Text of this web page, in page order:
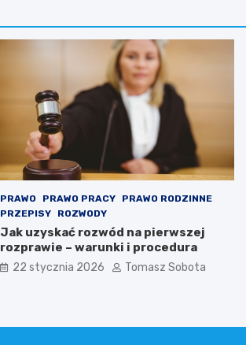
PRAWO PRAWO PRACY
PRAWO RODZINNE
PRZEPISY
ROZWODY
Jak uzyskać rozwód na pierwszej
rozprawie – warunki i procedura
22 stycznia 2026 Tomasz Sobota